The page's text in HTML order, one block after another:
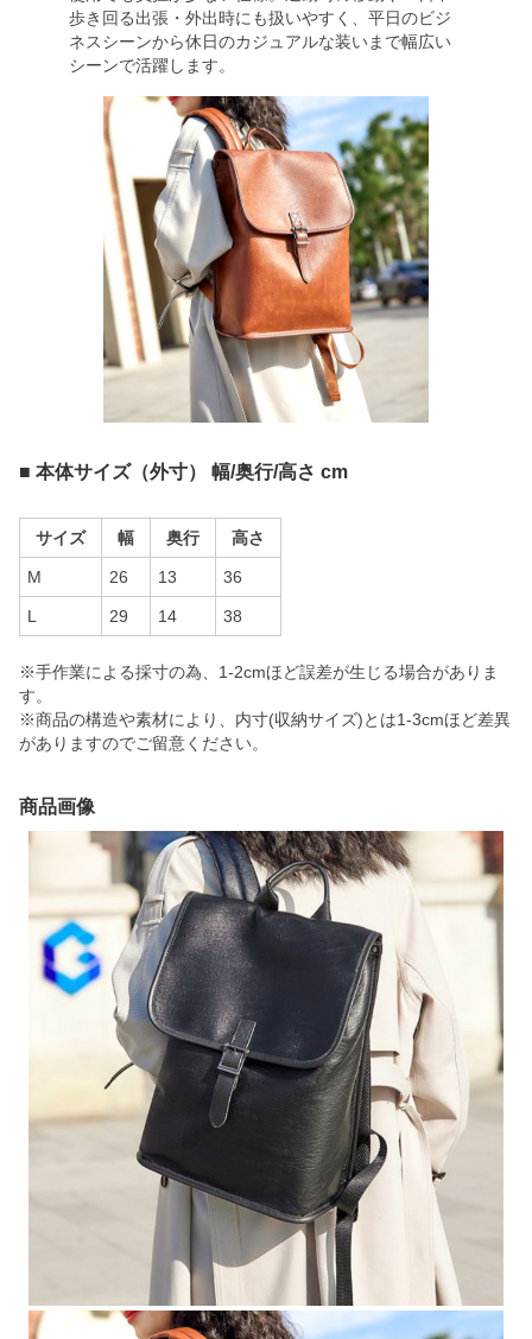
歩き回る出張・外出時にも扱いやすく、平日のビジ
ネスシーンから休日のカジュアルな装いまで幅広い
シーンで活躍します。
■ 本体サイズ（外寸） 幅/奥行/高さ cm
サイズ 幅 奥行 高さ
M 26 13 36
L 29 14 38
※手作業による採寸の為、1-2cmほど誤差が生じる場合がありま
す。
※商品の構造や素材により、内寸(収納サイズ)とは1-3cmほど差異
がありますのでご留意ください。
商品画像